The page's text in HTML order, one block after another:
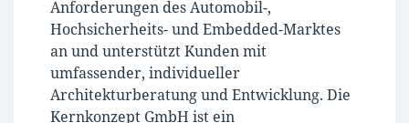
Anforderungen des Automobil-,
Hochsicherheits- und Embedded-Marktes
an und unterstützt Kunden mit
umfassender, individueller
Architekturberatung und Entwicklung. Die
Kernkonzept GmbH ist ein